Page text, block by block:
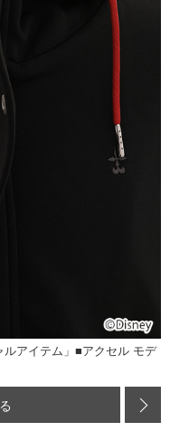
ルアイテム」■アクセル モデ